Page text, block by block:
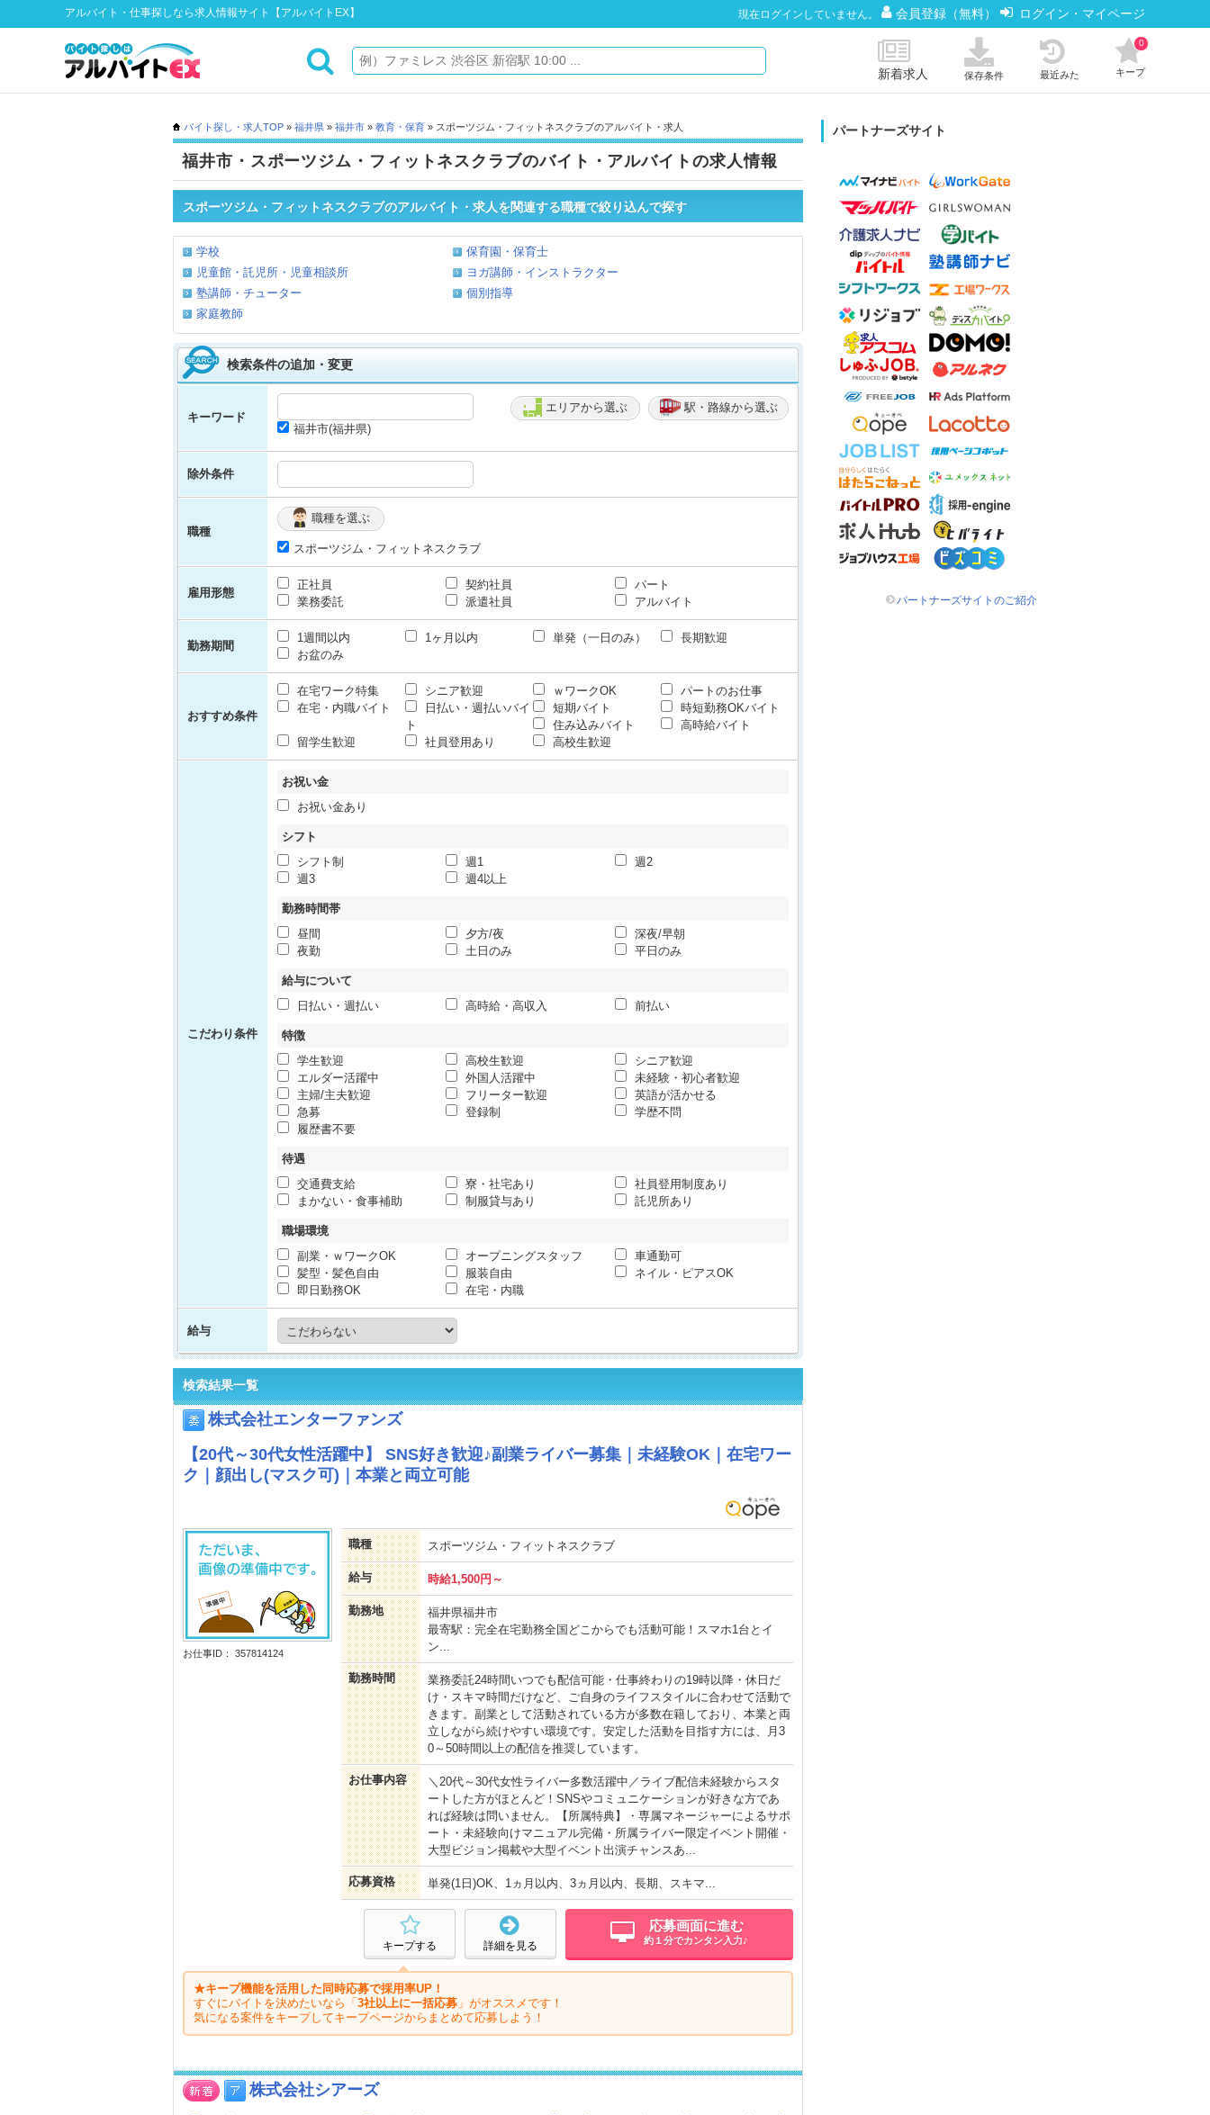
アルバイト・仕事探しなら求人情報サイト【アルバイトEX】 現在ログインしていません。 会員登録（無料） ログイン・マイページ
新着求人 保存条件 最近みた キープ
0
バイト探し・求人TOP » 福井県 » 福井市 » 教育・保育 » スポーツジム・フィットネスクラブのアルバイト・求人
福井市・スポーツジム・フィットネスクラブのバイト・アルバイトの求人情報
スポーツジム・フィットネスクラブのアルバイト・求人を関連する職種で絞り込んで探す
学校
保育園・保育士
児童館・託児所・児童相談所
ヨガ講師・インストラクター
塾講師・チューター
個別指導
家庭教師
検索条件の追加・変更
キーワード
エリアから選ぶ
駅・路線から選ぶ
福井市(福井県)
除外条件
職種
職種を選ぶ
スポーツジム・フィットネスクラブ
雇用形態
正社員 契約社員
パート
業務委託
派遣社員 アルバイト
勤務期間
1週間以内 1ヶ月以内 単発（一日のみ）
長期歓迎
お盆のみ
おすすめ条件
在宅ワーク特集 シニア歓迎 ｗワークOK
パートのお仕事
在宅・内職バイト
日払い・週払いバイ
ト
短期バイト
時短勤務OKバイト
住み込みバイト
高時給バイト
留学生歓迎
社員登用あり 高校生歓迎
こだわり条件
お祝い金
お祝い金あり
シフト
シフト制
週1
週2
週3
週4以上
勤務時間帯
昼間
夕方/夜
深夜/早朝
夜勤
土日のみ 平日のみ
給与について
日払い・週払い
高時給・高収入 前払い
特徴
学生歓迎
高校生歓迎
シニア歓迎
エルダー活躍中
外国人活躍中
未経験・初心者歓迎
主婦/主夫歓迎
フリーター歓迎
英語が活かせる
急募
登録制
学歴不問
履歴書不要
待遇
交通費支給
寮・社宅あり
社員登用制度あり
まかない・食事補助
制服貸与あり 託児所あり
職場環境
副業・ｗワークOK
オープニングスタッフ
車通勤可
髪型・髪色自由
服装自由
ネイル・ピアスOK
即日勤務OK
在宅・内職
給与
検索結果一覧
株式会社エンターファンズ
【20代～30代女性活躍中】 SNS好き歓迎♪副業ライバー募集｜未経験OK｜在宅ワー
ク｜顔出し(マスク可)｜本業と両立可能
お仕事ID： 357814124
職種 スポーツジム・フィットネスクラブ
給与 時給1,500円～
勤務地
福井県福井市
最寄駅：完全在宅勤務全国どこからでも活動可能！スマホ1台とイ
ン...
勤務時間
業務委託24時間いつでも配信可能・仕事終わりの19時以降・休日だ
け・スキマ時間だけなど、ご自身のライフスタイルに合わせて活動で
きます。副業として活動されている方が多数在籍しており、本業と両
立しながら続けやすい環境です。安定した活動を目指す方には、月3
0～50時間以上の配信を推奨しています。
お仕事内容
＼20代～30代女性ライバー多数活躍中／ライブ配信未経験からスタ
ートした方がほとんど！SNSやコミュニケーションが好きな方であ
れば経験は問いません。【所属特典】・専属マネージャーによるサポ
ート・未経験向けマニュアル完備・所属ライバー限定イベント開催・
大型ビジョン掲載や大型イベント出演チャンスあ...
応募資格 単発(1日)OK、1ヵ月以内、3ヵ月以内、長期、スキマ...
応募画面に進む
約１分でカンタン入力♪
詳細を見る
キープする
★キープ機能を活用した同時応募で採用率UP！
すぐにバイトを決めたいなら「 3社以上に一括応募 」がオススメです！
気になる案件をキープしてキープページからまとめて応募しよう！
株式会社シアーズ
パートナーズサイト
パートナーズサイトのご紹介